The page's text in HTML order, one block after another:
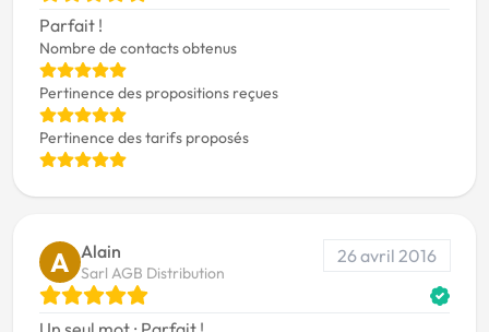
Parfait !
Nombre de contacts obtenus
Pertinence des propositions reçues
Pertinence des tarifs proposés
A Alain
Sarl AGB Distribution
26 avril 2016